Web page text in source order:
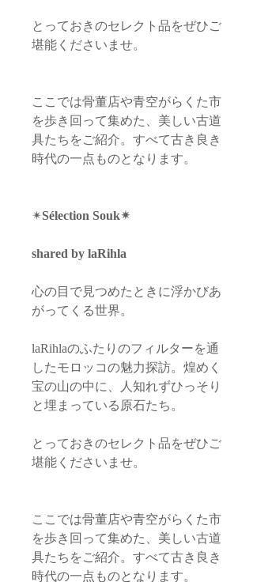
とっておきのセレクト品をぜひご
堪能くださいませ。
ここでは骨董店や青空がらくた市
を歩き回って集めた、美しい古道
具たちをご紹介。すべて古き良き
時代の一点ものとなります。
✴︎Sélection Souk✴︎
shared by laRihla
心の目で見つめたときに浮かびあ
がってくる世界。
laRihlaのふたりのフィルターを通
したモロッコの魅力探訪。煌めく
宝の山の中に、人知れずひっそり
と埋まっている原石たち。
とっておきのセレクト品をぜひご
堪能くださいませ。
ここでは骨董店や青空がらくた市
を歩き回って集めた、美しい古道
具たちをご紹介。すべて古き良き
時代の一点ものとなります。